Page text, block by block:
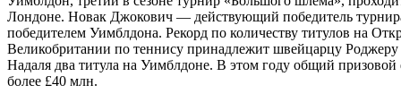
Лондоне. Новак Джокович — действующий победитель
победителем Уимблдона. Рекорд по количеству титулов на
Великобритании по теннису принадлежит швейцарцу
Надаля два титула на Уимблдоне. В этом году общий призовой
более £40 млн.